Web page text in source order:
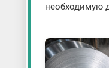
необходимую